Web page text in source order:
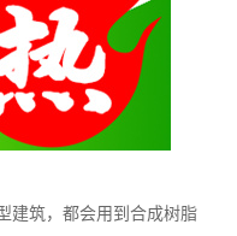
建筑，都会用到合成树脂